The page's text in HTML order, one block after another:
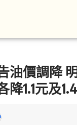
油價調降
降1.1元及